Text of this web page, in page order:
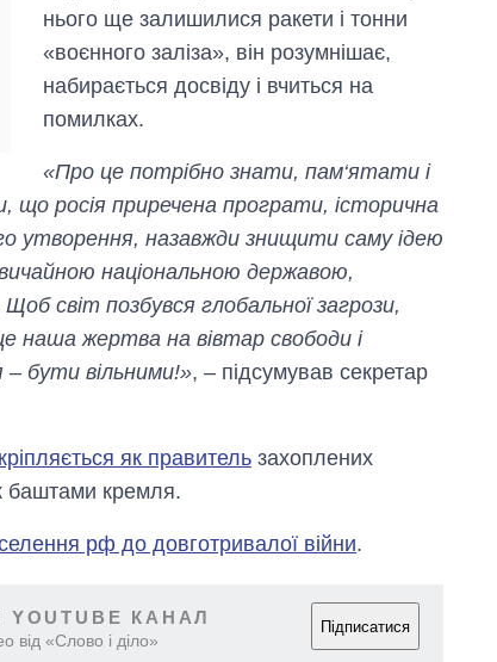
нього ще залишилися ракети і тонни
«воєнного заліза», він розумнішає,
набирається досвіду і вчиться на
помилках.
«Про це потрібно знати, пам‘ятати і
росія приречена програти, історична
утворення, назавжди знищити саму ідею
національною державою,
світ позбувся глобальної загрози,
наша жертва на вівтар свободи і
бути вільними!», – підсумував секретар
як правитель захоплених
баштами кремля.
рф до довготривалої війни.
КАНАЛ
від «Слово і діло»
Підписатися